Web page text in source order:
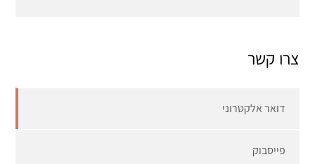
צרו קשר
דואר אלקטרוני
פייסבוק